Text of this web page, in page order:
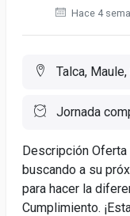
Hace 4
Talca,
Jornada
Descripción
buscando a su
para hacer la
Cumplimiento.